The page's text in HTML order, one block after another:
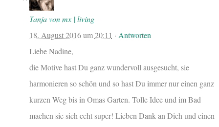
Tanja von mx | living
18. August 2016um20:11 · Antworten
Liebe Nadine,
die Motive hast Du ganz wundervoll ausgesucht, sie
harmonieren so schön und so hast Du immer nur einen ganz
kurzen Weg bis in Omas Garten. Tolle Idee und im Bad
machen sie sich echt super! Lieben Dank an Dich und einen